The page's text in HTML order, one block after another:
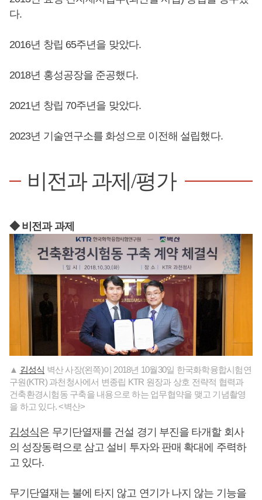
다.
2016년 창립 65주년을 맞았다.
2018년 홍성공장을 준공했다.
2021년 창립 70주년을 맞았다.
2023년 기술연구소를 화성으로 이전해 설립했다.
비전과 과제/평가
◆ 비전과 과제
▲ 김성식 벽산 사장(왼쪽)이 2018년 10월30일 한국화학융합시험연
구원(KTR) 과천청사에서 변종립 KTR 원장과 상호 전략적 협력과
건축환경시험동 구축을 내용으로 하는 업무협약을 맺고 기념촬영
을 하고 있다. <벽산>
김성식은 무기단열재를 건설 경기 부진을 타개할 회사
의 성장동력으로 삼고 설비 투자와 판매 확대에 주력하
고 있다.
무기단열재는 불에 타지 않고 연기가 나지 않는 기능을